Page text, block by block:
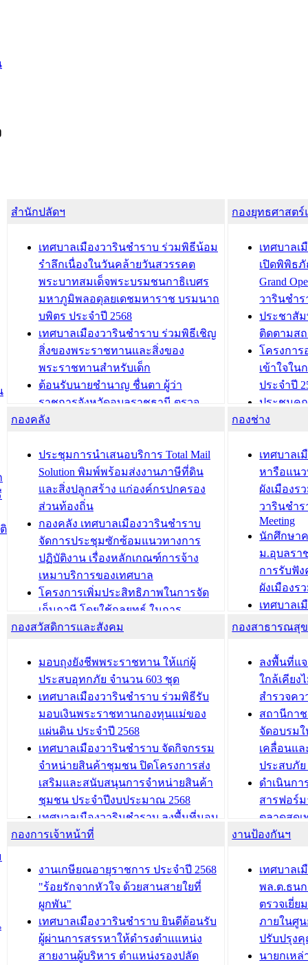
สำนักปลัดฯ
เทศบาลเมืองวารินชำราบ ร่วมพิธีน้อม
รำลึกเนื่องในวันคล้ายวันสวรรคต
พระบาทสมเด็จพระบรมชนกาธิเบศร
มหาภูมิพลอดุลยเดชมหาราช บรมนาถ
บพิตร ประจำปี 2568
เทศบาลเมืองวารินชำราบ ร่วมพิธีเชิญ
สิ่งของพระราชทานและสิ่งของ
พระราชทานสำหรับเด็ก
ต้อนรับนายชำนาญ ชื่นตา ผู้ว่า
ราชการจังหวัดอุบลราชธานี ตรวจ
ความเรียบร้อยของสถานที่ในการเตรี
องคมนตรี
สำนักทะเบียนท้องถิ่นเทศบาลเมือง
วารินชำราบ ดำเนินการมอบทะเบียน
บ้าน ทร.14 และบัตรประจำตัว
ประชาชนบุคคลประเภท 8 แก่บุคคลที่
ได้รับการเพิ่มชื่อในทะเบียนบ้าน
(ท.ร.14) กรณีคนไม่มีสัญชาติไทยได้รับ
อนุญาตให้มีถิ่นที่อยู่
ประชุมคณะกรรมการประเมินผลการ
ควบคุมภายในของ สำนัก/กอง/
โรงเรียน/ศูนย์พัฒนาเด็กเล็ก/สถานธนา
บทความ อื่นๆ ...
กองยุทธศาสต
เทศบาลเ
เปิดพิพิธภั
Grand
วารินชำร
ประชาสัม
ติดตามส
โครงกา
เข้าใจใน
ประจำปี
ประชุมค
ความเสี่ย
ประชุมที
ชีวา สร้า
ขับเคลื่อน
“เมืองแห่
บทความ อื่นๆ ...
กองคลัง
ประชุมการนำเสนอบริการ Total Mail
Solution พิมพ์พร้อมส่งงานภาษีที่ดิน
และสิ่งปลูกสร้าง แก่องค์กรปกครอง
ส่วนท้องถิ่น
กองคลัง เทศบาลเมืองวารินชำราบ
จัดการประชุมซักซ้อมแนวทางการ
ปฏิบัติงาน เรื่องหลักเกณฑ์การจ้าง
เหมาบริการของเทศบาล
โครงการเพิ่มประสิทธิภาพในการจัด
เก็บภาษี โดยใช้กลยุทธ์ ในการ
พัฒนาการจัดเก็บรายได้ ประจำปี พ.ศ.
เทศบาลเมืองวารินชำราบ ร่วมการ
ประชุมวิชาการระดับนานาชาติและ
นิทรรศการด้านนวัตกรรมท้องถิ่น 2568
และรับรางวัลทีมนักวิจัยดีเด่นจาก
นวัตกรรมโครงการทะเบียนภาษีป้าย
ประชุมผู้เช่าอาคารพาณิชย์ บริเวณ
ถนนเกษมสุขและถนนประทุมเทพภักดี
บทความ อื่นๆ ...
กองช่าง
เทศบาลเ
หารือแน
ผังเมืองร
วารินชำร
Meeting
นักศึกษา
ม.อุบลรา
การรับฟั
ผังเมืองร
เทศบาลเ
โครงการ
เทศบาล
รับฟังคว
ผังเมือง
วารินชำ
เทศบาล
ซักซ้อมแ
ประโยช
บทความ อื่นๆ ...
กองสวัสดิการและสังคม
มอบถุงยังชีพพระราชทาน ให้แก่ผู้
ประสบอุทกภัย จำนวน 603 ชุด
เทศบาลเมืองวารินชำราบ ร่วมพิธีรับ
มอบเงินพระราชทานกองทุนแม่ของ
แผ่นดิน ประจำปี 2568
เทศบาลเมืองวารินชำราบ จัดกิจกรรม
จำหน่ายสินค้าชุมชน ปิดโครงการส่ง
เสริมและสนับสนุนการจำหน่ายสินค้า
ชุมชน ประจำปีงบประมาณ 2568
เทศบาลเมืองวารินชำราบ ลงพื้นที่มอบ
น้ำดื่มแก่ผู้พักอาศัย ณ ศูนย์พักพิง
กองสวัสดิการสังคม เทศบาลเมือง
วารินชำราบ จัดโครงการอบรมอาชีพ
ระยะสั้น ประจำปี 2568 (หลักสูตรการ
ถักทอผลิตภัณฑ์จากถุงพลาสติก)
บทความ อื่นๆ ...
กองสาธารณสุ
ลงพื้นที่แ
ใกล้เคียง
สำรวจค
สถานีกา
จัดอบรม
เคลื่อนแ
ประสบภั
ดำเนินกา
สารฟอร์
ตลาดสดเ
วารินชำร
ถนนแก่เ
เด็กเล็ก
เทศบาลเ
ปรึกษาห
วัยของอ
กองการเจ้าหน้าที่
งานเกษียณอายุราชการ ประจำปี 2568
"ร้อยรักจากหัวใจ ด้วยสานสายใยที่
ผูกพัน"
เทศบาลเมืองวารินชำราบ ยินดีต้อนรับ
ผู้ผ่านการสรรหาให้ดำรงตำแแหน่ง
สายงานผู้บริหาร ตำแหน่งรองปลัด
งานป้องกันฯ
เทศบาลเ
พล.ต.ธน
ตรวจเยี่ย
ภายในศู
ปรับปรุง
นายกเห